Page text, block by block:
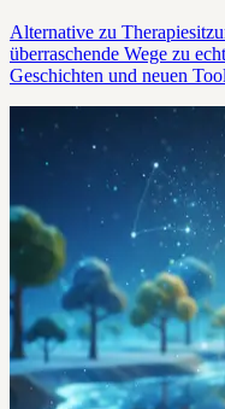
Alternative zu
überraschende Wege zu
Geschichten und neuen